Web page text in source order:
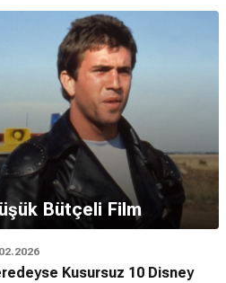
Bütçeli Film
Kusursuz 10 Disney